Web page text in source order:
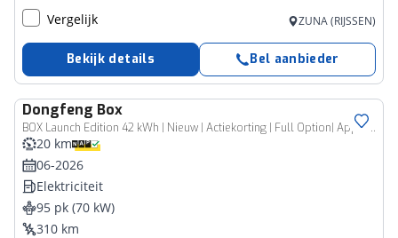
Vergelijk ZUNA (RIJSSEN)
Bekijk details Bel aanbieder
Dongfeng Box
BOX Launch Edition 42 kWh | Nieuw | Actiekorting | Full Option| Apple CarPlay & Android Auto |310 km range|
20 km
06-2026
Elektriciteit
95 pk (70 kW)
310 km